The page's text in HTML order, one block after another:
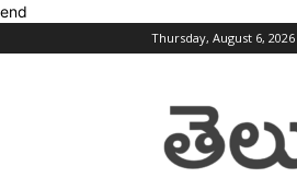
end
Thursday, August 6, 2026